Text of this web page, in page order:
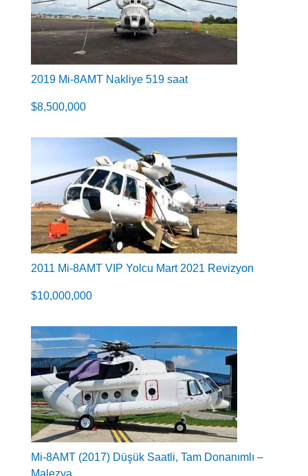
2019 Mi-8AMT Nakliye 519 saat
$8,500,000
2011 Mi-8AMT VIP Yolcu Mart 2021 Revizyon
$10,000,000
Mi-8AMT (2017) Düşük Saatli, Tam Donanımlı –
Malezya